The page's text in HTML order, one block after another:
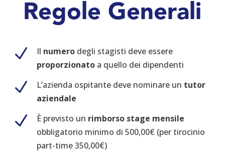
Regole Generali
N Il numerodegli stagisti deve essere
proporzionatoa quello dei dipendenti
N L’azienda ospitante deve nominare un tutor
aziendale
N È previsto un rimborso stage mensile
obbligatorio minimo di 500,00€ (per tirocinio
part-time 350,00€)